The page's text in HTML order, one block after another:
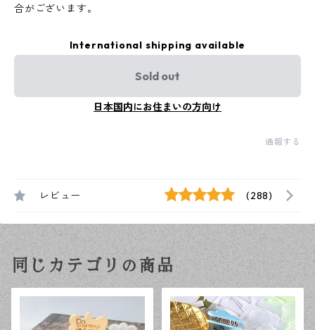
合がございます。
International shipping available
Sold out
日本国内にお住まいの方向け
通報する
レビュー (288)
同じカテゴリの商品